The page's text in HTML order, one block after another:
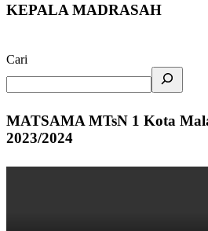
KEPALA MADRASAH
Cari
MATSAMA MTsN 1 Kota
2023/2024